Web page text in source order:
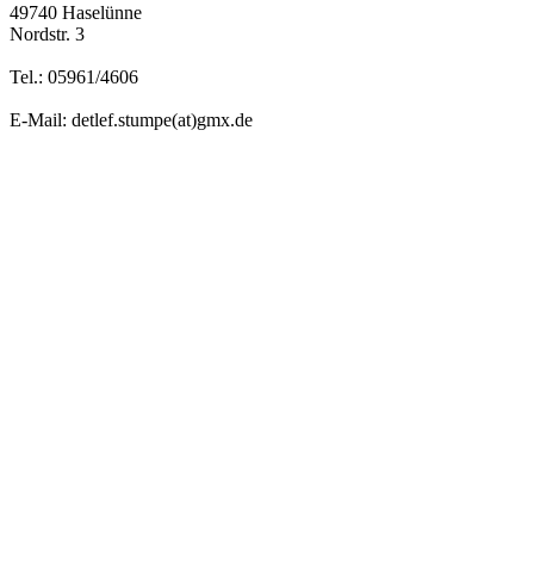
49740 Haselünne
Nordstr. 3
Tel.: 05961/4606
E-Mail: detlef.stumpe(at)gmx.de